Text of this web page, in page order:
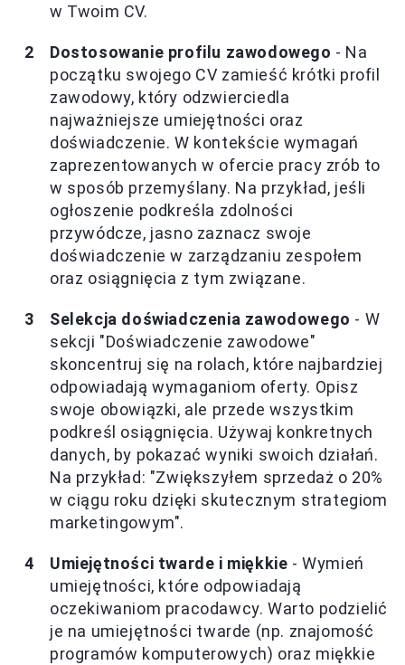
w Twoim CV.
Dostosowanie profilu zawodowego - Na
początku swojego CV zamieść krótki profil
zawodowy, który odzwierciedla
najważniejsze umiejętności oraz
doświadczenie. W kontekście wymagań
zaprezentowanych w ofercie pracy zrób to
w sposób przemyślany. Na przykład, jeśli
ogłoszenie podkreśla zdolności
przywódcze, jasno zaznacz swoje
doświadczenie w zarządzaniu zespołem
oraz osiągnięcia z tym związane.
Selekcja doświadczenia zawodowego - W
sekcji "Doświadczenie zawodowe"
skoncentruj się na rolach, które najbardziej
odpowiadają wymaganiom oferty. Opisz
swoje obowiązki, ale przede wszystkim
podkreśl osiągnięcia. Używaj konkretnych
danych, by pokazać wyniki swoich działań.
Na przykład: "Zwiększyłem sprzedaż o 20%
w ciągu roku dzięki skutecznym strategiom
marketingowym".
Umiejętności twarde i miękkie - Wymień
umiejętności, które odpowiadają
oczekiwaniom pracodawcy. Warto podzielić
je na umiejętności twarde (np. znajomość
programów komputerowych) oraz miękkie